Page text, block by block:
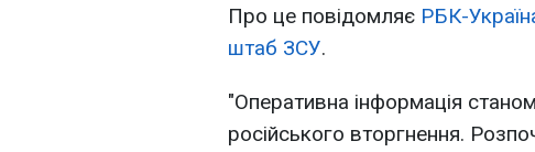
Про це повідомляє РБК-
штаб ЗСУ.
"Оперативна інформація
російського вторгнення.